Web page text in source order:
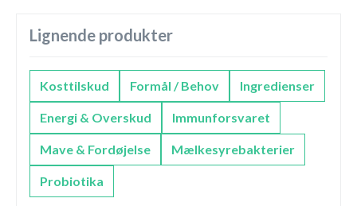
Lignende produkter
Kosttilskud Formål / Behov Ingredienser
Energi & Overskud Immunforsvaret
Mave & Fordøjelse Mælkesyrebakterier
Probiotika